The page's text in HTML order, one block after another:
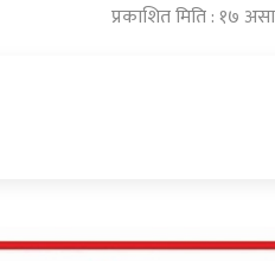
प्रकाशित मिति : १७